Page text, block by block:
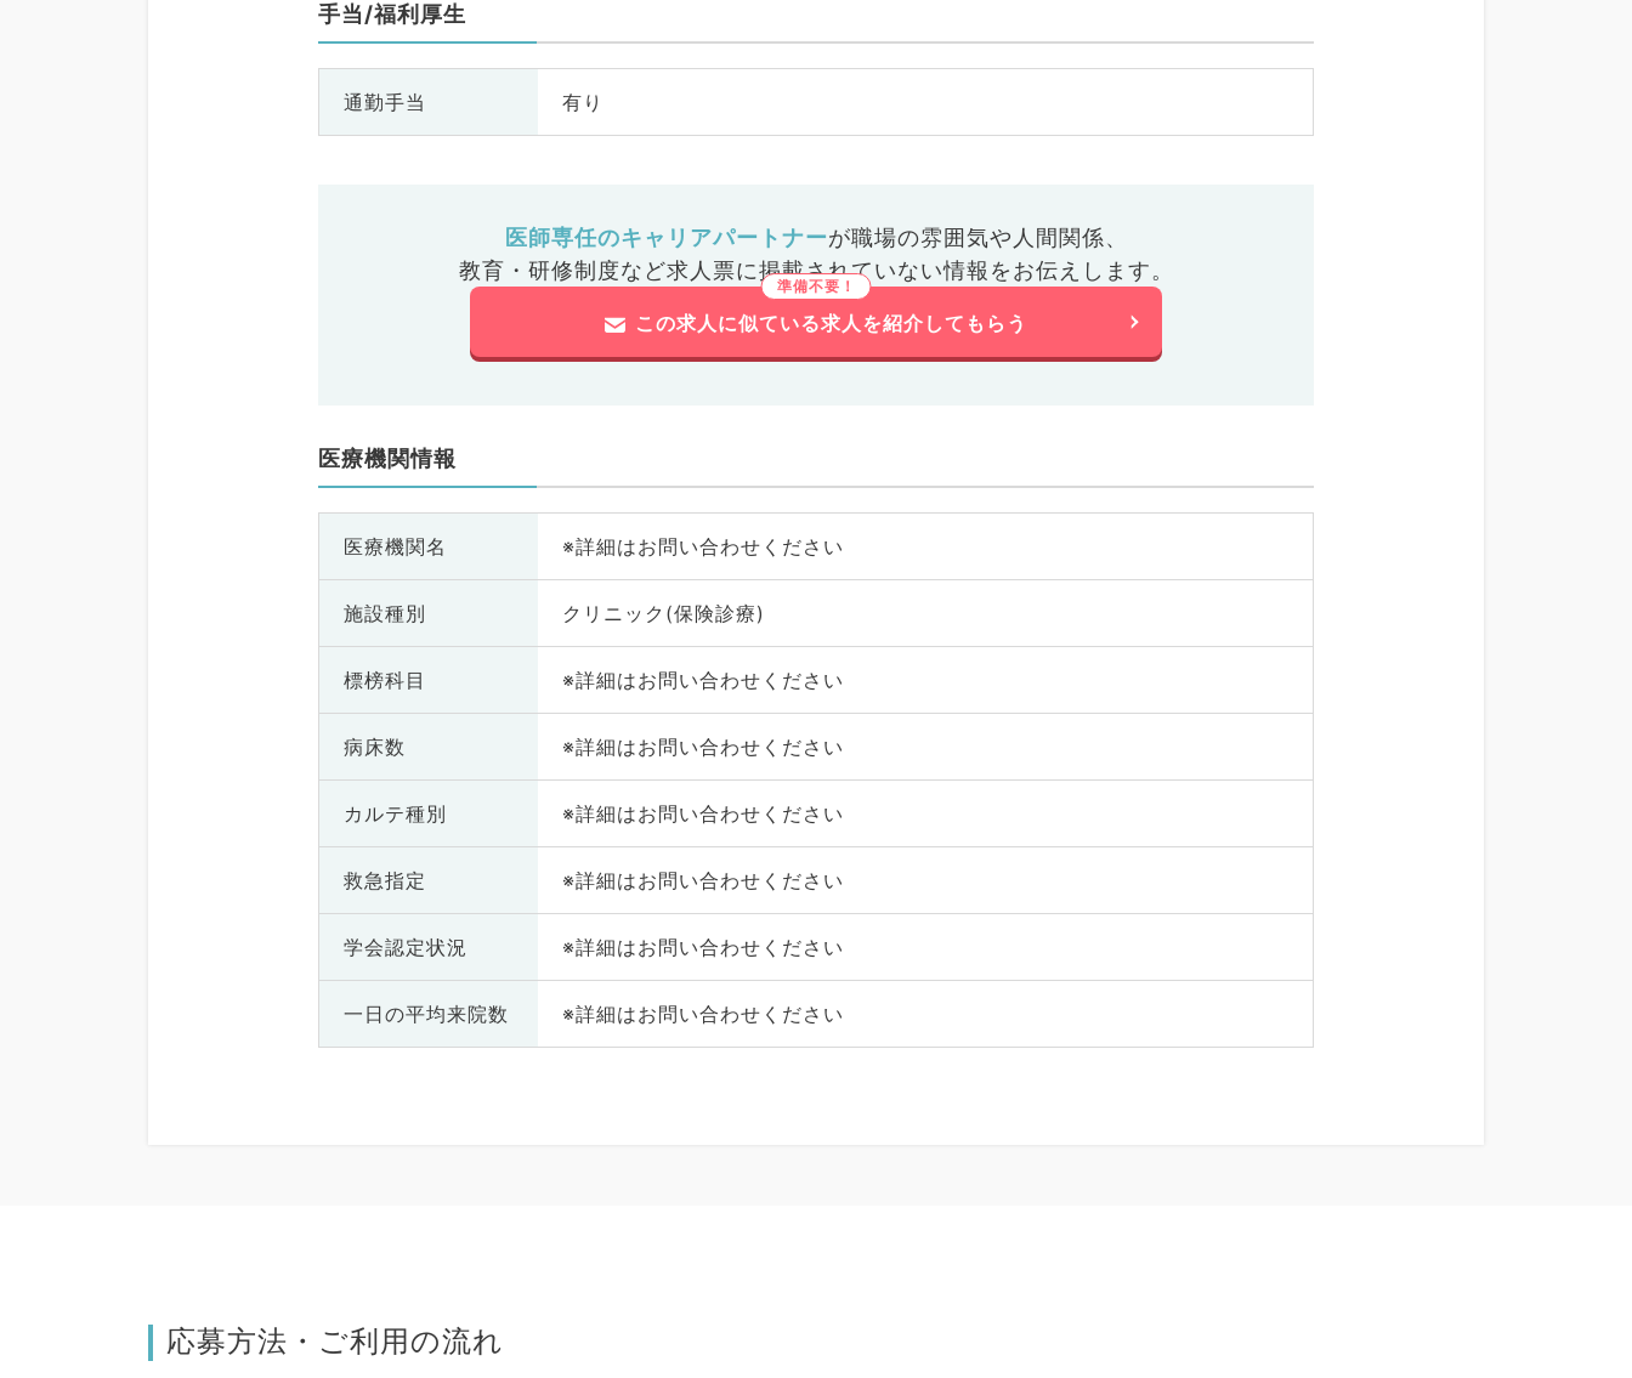
手当/福利厚生
通勤手当 有り
医師専任のキャリアパートナーが職場の雰囲気や人間関係、
教育・研修制度など求人票に掲載されていない情報をお伝えします。
この求人に似ている求人を紹介してもらう
医療機関情報
医療機関名 ※詳細はお問い合わせください
施設種別 クリニック(保険診療)
標榜科目 ※詳細はお問い合わせください
病床数 ※詳細はお問い合わせください
カルテ種別 ※詳細はお問い合わせください
救急指定 ※詳細はお問い合わせください
学会認定状況 ※詳細はお問い合わせください
一日の平均来院数 ※詳細はお問い合わせください
応募方法・ご利用の流れ